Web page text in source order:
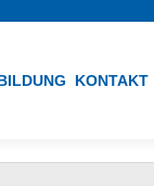
KONTAKT